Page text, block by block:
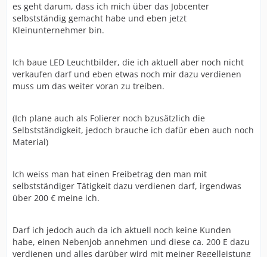
es geht darum, dass ich mich über das Jobcenter
selbstständig gemacht habe und eben jetzt
Kleinunternehmer bin.
Ich baue LED Leuchtbilder, die ich aktuell aber noch nicht
verkaufen darf und eben etwas noch mir dazu verdienen
muss um das weiter voran zu treiben.
(Ich plane auch als Folierer noch bzusätzlich die
Selbstständigkeit, jedoch brauche ich dafür eben auch noch
Material)
Ich weiss man hat einen Freibetrag den man mit
selbstständiger Tätigkeit dazu verdienen darf, irgendwas
über 200 € meine ich.
Darf ich jedoch auch da ich aktuell noch keine Kunden
habe, einen Nebenjob annehmen und diese ca. 200 E dazu
verdienen und alles darüber wird mit meiner Regelleistung